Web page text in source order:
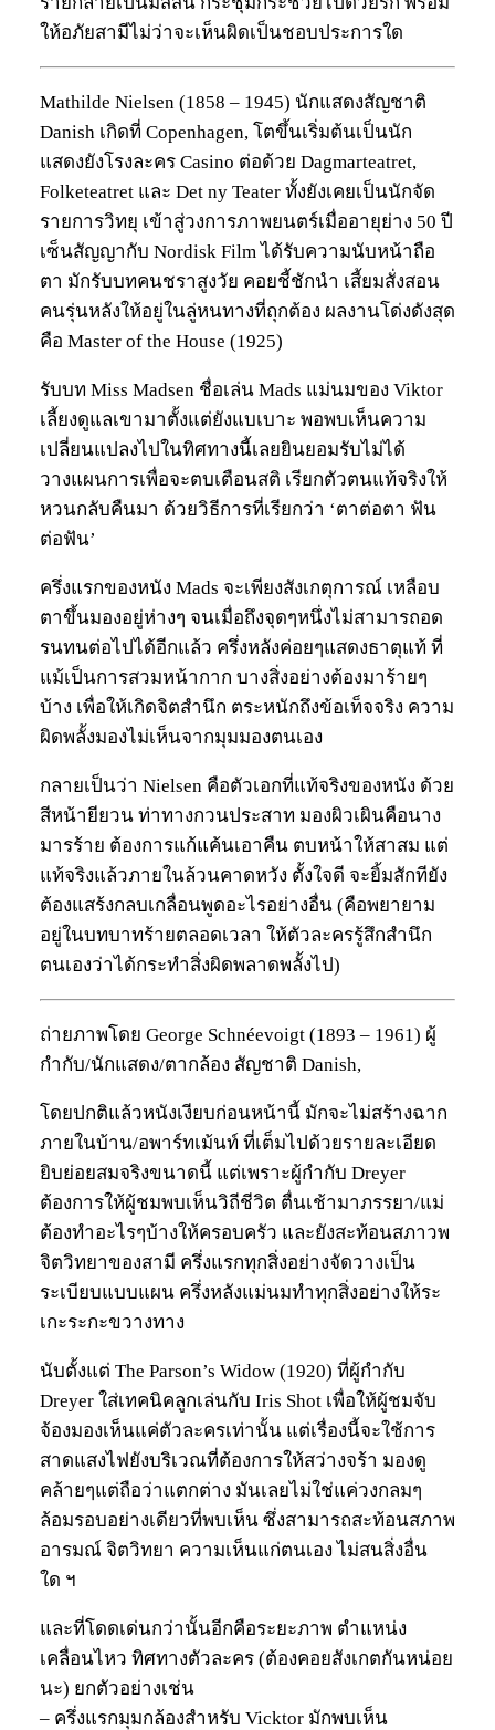
ให้อภัยสามีไม่ว่าจะเห็นผิดเป็นชอบประการใด
Mathilde Nielsen (1858 – 1945) นักแสดงสัญชาติ
Danish เกิดที่ Copenhagen, โตขึ้นเริ่มต้นเป็นนัก
แสดงยังโรงละคร Casino ต่อด้วย Dagmarteatret,
Folketeatret และ Det ny Teater ทั้งยังเคยเป็นนักจัด
รายการวิทยุ เข้าสู่วงการภาพยนตร์เมื่ออายุย่าง 50 ปี
เซ็นสัญญากับ Nordisk Film ได้รับความนับหน้าถือ
ตา มักรับบทคนชราสูงวัย คอยชี้ชักนำ เสี้ยมสั่งสอน
คนรุ่นหลังให้อยู่ในลู่หนทางที่ถุกต้อง ผลงานโด่งดังสุด
คือ Master of the House (1925)
รับบท Miss Madsen ชื่อเล่น Mads แม่นมของ Viktor
เลี้ยงดูแลเขามาตั้งแต่ยังแบเบาะ พอพบเห็นความ
เปลี่ยนแปลงไปในทิศทางนี้เลยยินยอมรับไม่ได้
วางแผนการเพื่อจะตบเตือนสติ เรียกตัวตนแท้จริงให้
หวนกลับคืนมา ด้วยวิธีการที่เรียกว่า ‘ตาต่อตา ฟัน
ต่อฟัน’
ครึ่งแรกของหนัง Mads จะเพียงสังเกตุการณ์ เหลือบ
ตาขึ้นมองอยู่ห่างๆ จนเมื่อถึงจุดๆหนึ่งไม่สามารถอด
รนทนต่อไปได้อีกแล้ว ครึ่งหลังค่อยๆแสดงธาตุแท้ ที่
แม้เป็นการสวมหน้ากาก บางสิ่งอย่างต้องมาร้ายๆ
บ้าง เพื่อให้เกิดจิตสำนึก ตระหนักถึงข้อเท็จจริง ความ
ผิดพลั้งมองไม่เห็นจากมุมมองตนเอง
กลายเป็นว่า Nielsen คือตัวเอกที่แท้จริงของหนัง ด้วย
สีหน้ายียวน ท่าทางกวนประสาท มองผิวเผินคือนาง
มารร้าย ต้องการแก้แค้นเอาคืน ตบหน้าให้สาสม แต่
แท้จริงแล้วภายในล้วนคาดหวัง ตั้งใจดี จะยิ้มสักทียัง
ต้องแสร้งกลบเกลื่อนพูดอะไรอย่างอื่น (คือพยายาม
อยู่ในบทบาทร้ายตลอดเวลา ให้ตัวละครรู้สึกสำนึก
ตนเองว่าได้กระทำสิ่งผิดพลาดพลั้งไป)
ถ่ายภาพโดย George Schnéevoigt (1893 – 1961) ผู้
กำกับ/นักแสดง/ตากล้อง สัญชาติ Danish,
โดยปกติแล้วหนังเงียบก่อนหน้านี้ มักจะไม่สร้างฉาก
ภายในบ้าน/อพาร์ทเม้นท์ ที่เต็มไปด้วยรายละเอียด
ยิบย่อยสมจริงขนาดนี้ แต่เพราะผู้กำกับ Dreyer
ต้องการให้ผู้ชมพบเห็นวิถีชีวิต ตื่นเช้ามาภรรยา/แม่
ต้องทำอะไรๆบ้างให้ครอบครัว และยังสะท้อนสภาวพ
จิตวิทยาของสามี ครึ่งแรกทุกสิ่งอย่างจัดวางเป็น
ระเบียบแบบแผน ครึ่งหลังแม่นมทำทุกสิ่งอย่างให้ระ
เกะระกะขวางทาง
นับตั้งแต่ The Parson’s Widow (1920) ที่ผู้กำกับ
Dreyer ใส่เทคนิคลูกเล่นกับ Iris Shot เพื่อให้ผู้ชมจับ
จ้องมองเห็นแค่ตัวละครเท่านั้น แต่เรื่องนี้จะใช้การ
สาดแสงไฟยังบริเวณที่ต้องการให้สว่างจร้า มองดู
คล้ายๆแต่ถือว่าแตกต่าง มันเลยไม่ใช่แค่วงกลมๆ
ล้อมรอบอย่างเดียวที่พบเห็น ซึ่งสามารถสะท้อนสภาพ
อารมณ์ จิตวิทยา ความเห็นแก่ตนเอง ไม่สนสิ่งอื่น
ใด ฯ
และที่โดดเด่นกว่านั้นอีกคือระยะภาพ ตำแหน่ง
เคลื่อนไหว ทิศทางตัวละคร (ต้องคอยสังเกตกันหน่อย
นะ) ยกตัวอย่างเช่น
– ครึ่งแรกมุมกล้องสำหรับ Vicktor มักพบเห็น